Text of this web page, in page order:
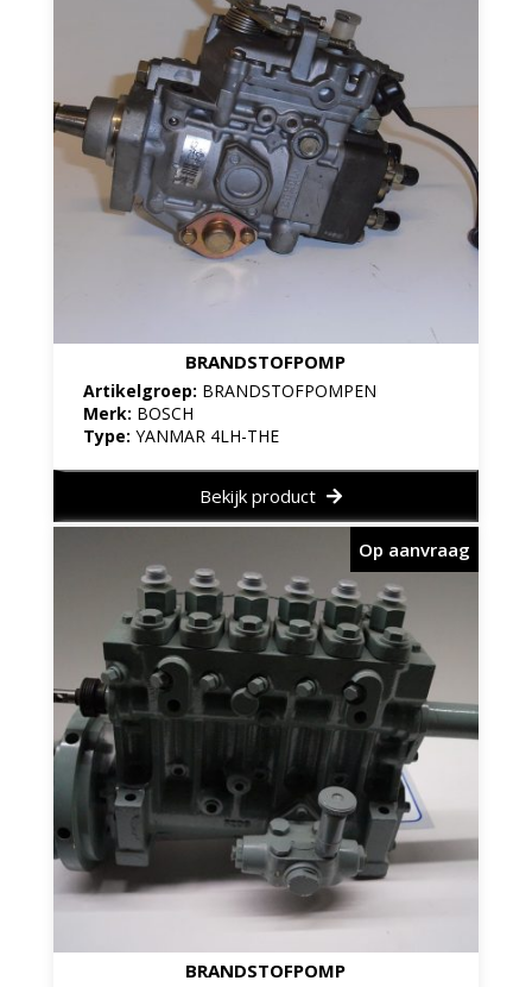
BRANDSTOFPOMP
Artikelgroep: BRANDSTOFPOMPEN
Merk: BOSCH
Type: YANMAR 4LH-THE
Bekijk product
BRANDSTOFPOMP
Op aanvraag